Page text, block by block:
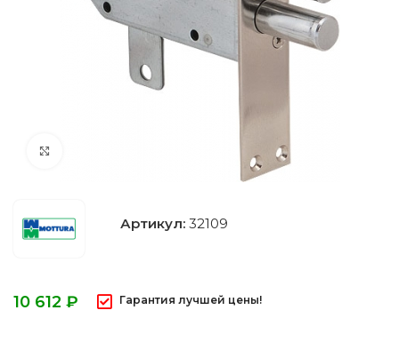
Артикул: 32109
₽ Гарантия лучшей цены!